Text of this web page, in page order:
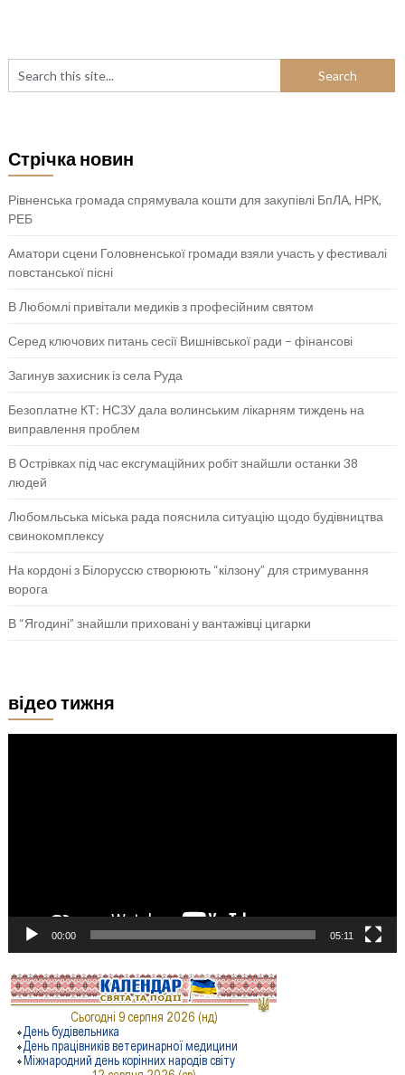
Стрічка новин
Рівненська громада спрямувала кошти для закупівлі БпЛА, НРК,
РЕБ
Аматори сцени Головненської громади взяли участь у фестивалі
повстанської пісні
В Любомлі привітали медиків з професійним святом
Серед ключових питань сесії Вишнівської ради – фінансові
Загинув захисник із села Руда
Безоплатне КТ: НСЗУ дала волинським лікарням тиждень на
виправлення проблем
В Острівках під час ексгумаційних робіт знайшли останки 38
людей
Любомльська міська рада пояснила ситуацію щодо будівництва
свинокомплексу
На кордоні з Білоруссю створюють “кілзону” для стримування
ворога
В “Ягодині” знайшли приховані у вантажівці цигарки
відео тижня
00:00 05:11